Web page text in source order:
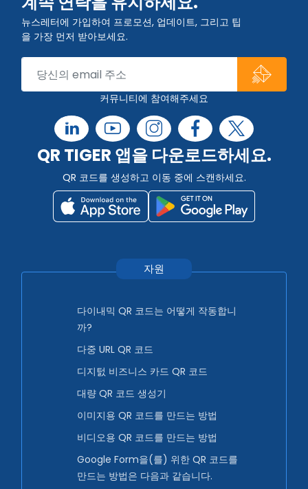
뉴스레터에 가입하여 프로모션, 업데이트, 그리고 팁
을 가장 먼저 받아보세요.
커뮤니티에 참여해주세요
QR TIGER 앱을 다운로드하세요.
QR 코드를 생성하고 이동 중에 스캔하세요.
자원
다이내믹 QR 코드는 어떻게 작동합니
까?
다중 URL QR 코드
디지턼 비즈니스 카드 QR 코드
대량 QR 코드 생성기
이미지용 QR 코드를 만드는 방법
비디오용 QR 코드를 만드는 방법
Google Form을(를) 위한 QR 코드를
만드는 방법은 다음과 같습니다.